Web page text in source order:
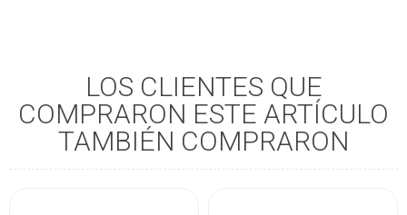
LOS CLIENTES QUE
COMPRARON ESTE ARTÍCULO
TAMBIÉN COMPRARON